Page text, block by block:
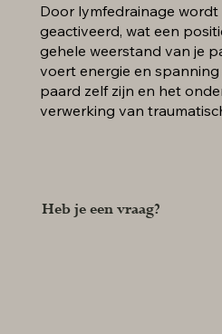
Door lymfedrainage
geactiveerd, wat een
gehele weerstand van je
voert energie en
paard zelf zijn en het
verwerking van
Heb je een vraag?